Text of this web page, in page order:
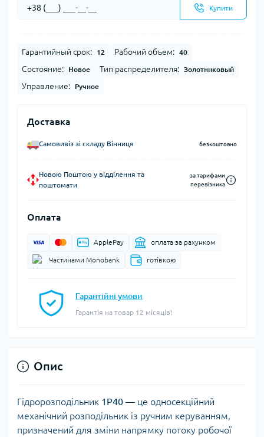
Купити
Гарантийный срок: 12 Рабочий объем: 40
Состояние: Новое Тип распределителя: Золотниковый
Управление: Ручное
Доставка
Самовивіз зі складу Вінниця безкоштовно
Новою Поштою у відділення та
поштомати
за тарифами
перевізника
Оплата
ApplePay оплата за рахунком
Частинами Monobank готівкою
Гарантійні умови
Гарантія на товар 12 місяців!
Опис
Гідророзподільник 1Р40 — це односекційний
механічний розподільник із ручним керуванням,
призначений для зміни напрямку потоку робочої